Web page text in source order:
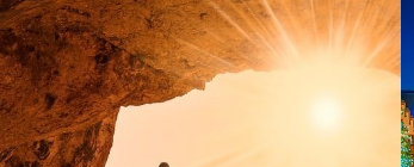
I приказал перевезти свою
коллекцию диковинных вещей
из московской резиденции
в петербургский Летний дворец.